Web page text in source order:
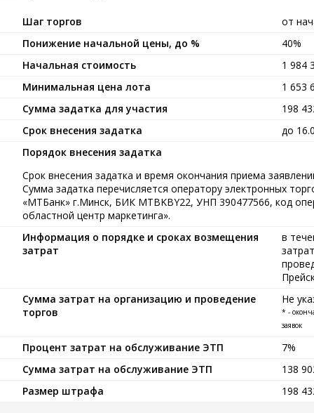
Шаг торгов
от
Понижение начальной цены, до %
40%
Начальная стоимость
1 984
Минимальная цена лота
1 653
Сумма задатка для участия
198
Срок внесения задатка
до
Порядок внесения задатка
Срок внесения задатка и время окончания приема
Сумма задатка перечисляется оператору электронных
«МТБанк» г.Минск, БИК MTBKBY22, УНП 390477566, код
областной центр маркетинга».
Информация о порядке и сроках возмещения
затрат
в
Сумма затрат на организацию и проведение
торгов
Не
* -
заявок
Процент затрат на обслуживание ЭТП
7%
Сумма затрат на обслуживание ЭТП
138
Размер штрафа
198